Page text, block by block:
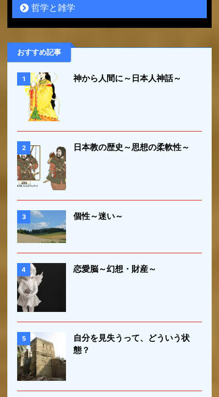
哲学と雑学
おすすめ記事
1 神から人間に～日本人神話～
2 日本教の歴史～思想の柔軟性～
3 個性～迷い～
4 恋愛脳～幻想・財産～
5
自分を見失うって、どういう状
態？